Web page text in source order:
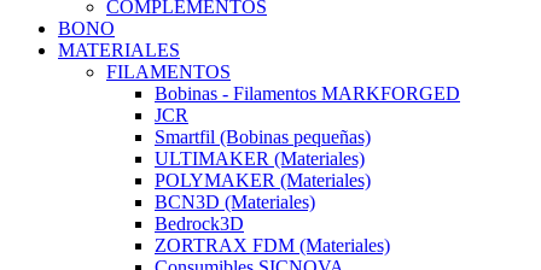
COMPLEMENTOS
BONO
MATERIALES
FILAMENTOS
Bobinas - Filamentos MARKFORGED
JCR
Smartfil (Bobinas pequeñas)
ULTIMAKER (Materiales)
POLYMAKER (Materiales)
BCN3D (Materiales)
Bedrock3D
ZORTRAX FDM (Materiales)